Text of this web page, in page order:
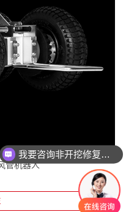
管机器人
我要咨询智能电机产品